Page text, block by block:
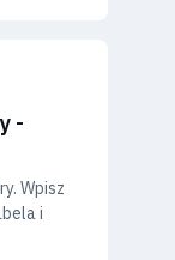
-
Wpisz
i